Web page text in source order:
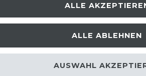
ALLE
ALLE ABLEHNEN
AUSWAHL